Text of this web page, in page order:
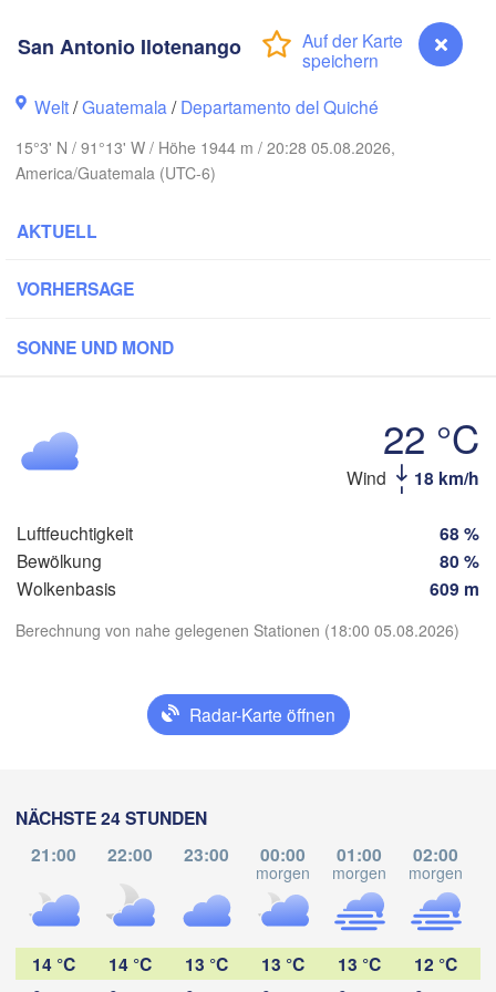
San Antonio Ilotenango
Welt/Guatemala /Departamento del Quiché
15°3' N / 91°13' W / Höhe 1944 m / 20:28 05.08.2026,
America/Guatemala (UTC-6)
AKTUELL
VORHERSAGE
SONNE UND MOND
22 °C
Wind 18 km/h
Luftfeuchtigkeit 68 %
Bewölkung 80 %
Wolkenbasis 609 m
Berechnung von nahe gelegenen Stationen (18:00 05.08.2026)
Radar-Karte öffnen
NÄCHSTE 24 STUNDEN
21:00
22:00 23:00 00:00
morgen
01:00
morgen
02:00
morgen
14 °C 14 °C 13 °C 13 °C 13 °C 12 °C
2 m über dem Boden
Mo
03. Aug 04. Aug 05. Aug
Do
06. Aug
Fr
07. Aug
Sa
08. Aug
So
09. Aug
23:00 00 :00 01 :00 02 :00 03 :00 04 :00 05
Tegucigalpa
San Pedro Sula